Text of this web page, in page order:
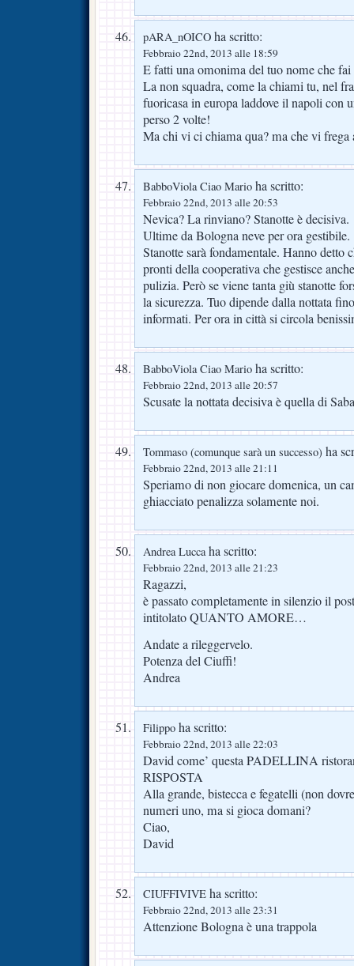
pARA_nOICO ha scritto:
Febbraio 22nd, 2013 alle 18:59
E fatti una omonima del tuo nome che
La non squadra, come la chiami tu, nel
fuoricasa in europa laddove il napoli con
perso 2 volte!
Ma chi vi ci chiama qua? ma che vi frega
BabboViola Ciao Mario ha scritto:
Febbraio 22nd, 2013 alle 20:53
Nevica? La rinviano? Stanotte è decisiva.
Ultime da Bologna neve per ora gestibile.
Stanotte sarà fondamentale. Hanno detto
pronti della cooperativa che gestisce
pulizia. Però se viene tanta giù stanotte
la sicurezza. Tuo dipende dalla nottata
informati. Per ora in città si circola
BabboViola Ciao Mario ha scritto:
Febbraio 22nd, 2013 alle 20:57
Scusate la nottata decisiva è quella di
Tommaso (comunque sarà un successo) ha
Febbraio 22nd, 2013 alle 21:11
Speriamo di non giocare domenica, un
ghiacciato penalizza solamente noi.
Andrea Luccaha scritto:
Febbraio 22nd, 2013 alle 21:23
Ragazzi,
è passato completamente in silenzio il
intitolato QUANTO AMORE…
Andate a rileggervelo.
Potenza del Ciuffi!
Andrea
Filippo ha scritto:
Febbraio 22nd, 2013 alle 22:03
David come’ questa PADELLINA
RISPOSTA
Alla grande, bistecca e fegatelli (non
numeri uno, ma si gioca domani?
Ciao,
David
CIUFFIVIVE ha scritto:
Febbraio 22nd, 2013 alle 23:31
Attenzione Bologna è una trappola